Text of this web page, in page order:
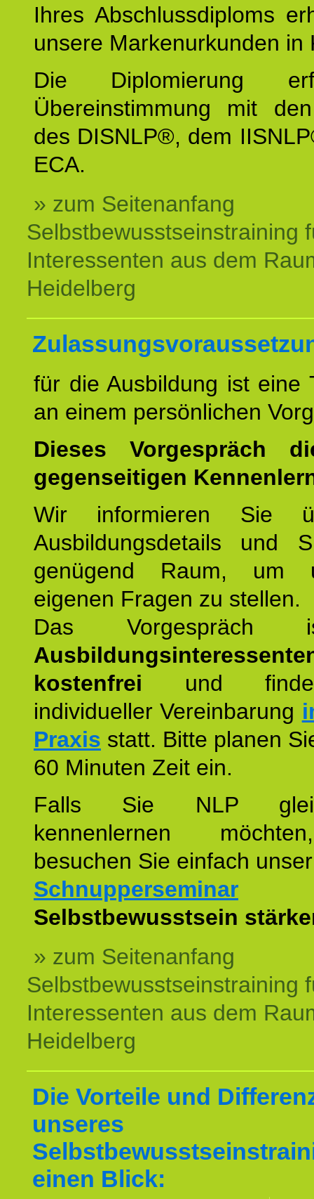
Ihres Abschlussdiploms
unsere Markenurkunden in
Die Diplomierung
Übereinstimmung mit
des DISNLP®, dem
ECA.
» zum Seitenanfang
Selbstbewusstseinstraining
Interessenten aus dem
Heidelberg
für die Ausbildung ist eine
an einem persönlichen
Dieses Vorgespräch
gegenseitigen
Wir informieren Sie
Ausbildungsdetails und
genügend Raum, um
eigenen Fragen zu stellen.
Das
kostenfrei und
individueller Vereinbarung
Praxis statt. Bitte planen
60 Minuten Zeit ein.
Falls Sie NLP
kennenlernen
besuchen Sie einfach unser
Schnupperseminar
Selbstbewusstsein
» zum Seitenanfang
Selbstbewusstseinstraining
Interessenten aus dem
Heidelberg
Die Vorteile und
unseres
einen Blick: